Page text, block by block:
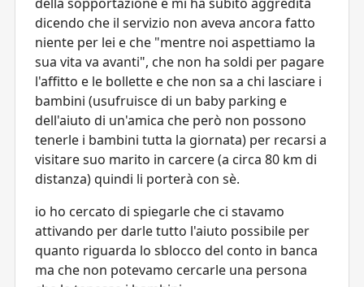
dicendo che il servizio non aveva ancora fatto
niente per lei e che "mentre noi aspettiamo la
sua vita va avanti", che non ha soldi per pagare
l'affitto e le bollette e che non sa a chi lasciare i
bambini (usufruisce di un baby parking e
dell'aiuto di un'amica che però non possono
tenerle i bambini tutta la giornata) per recarsi a
visitare suo marito in carcere (a circa 80 km di
distanza) quindi li porterà con sè.
io ho cercato di spiegarle che ci stavamo
attivando per darle tutto l'aiuto possibile per
quanto riguarda lo sblocco del conto in banca
ma che non potevamo cercarle una persona